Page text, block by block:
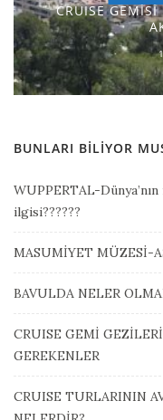
CRUISE
BUNLARI BILIYOR
WUPPERTAL-
ilgisi??????
MASUMİYET MÜZESİ-
BAVULDA NELER
CRUISE GEMİ
GEREKENLER
CRUISE TURLARININ